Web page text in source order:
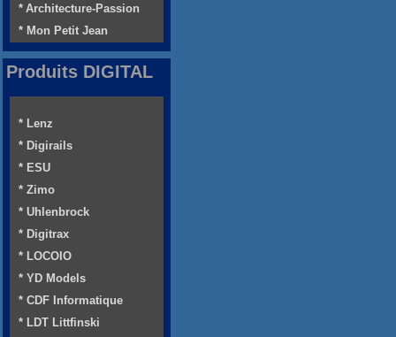
* Architecture-Passion
* Mon Petit Jean
Produits DIGITAL
* Lenz
* Digirails
* ESU
* Zimo
* Uhlenbrock
* Digitrax
* LOCOIO
* YD Models
* CDF Informatique
* LDT Littfinski